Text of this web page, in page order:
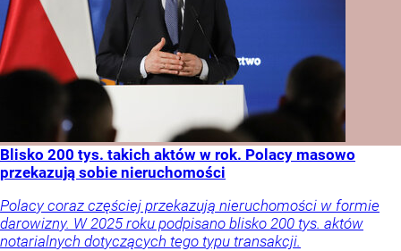
Blisko 200 tys. takich aktów w rok. Polacy masowo
przekazują sobie nieruchomości
Polacy coraz częściej przekazują nieruchomości w formie
darowizny. W 2025 roku podpisano blisko 200 tys. aktów
notarialnych dotyczących tego typu transakcji.